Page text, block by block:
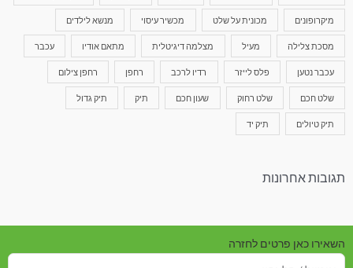
מיקרופונים מכונית על שלט מכשיר עיסוי מנשא לילדים
מסכת צלילה מעיל מצלמה דיגיטלית מתאם אודיו עכבר
עכבר נטען פלס לייזר רדיו לרכב רחפן רחפן צילום
שלט חכם שלט רחוק שעון חכם תיק תיק גדול
תיק טיולים תיק יד
תגובות אחרונות
השאירו כאן פרטים לחזרה